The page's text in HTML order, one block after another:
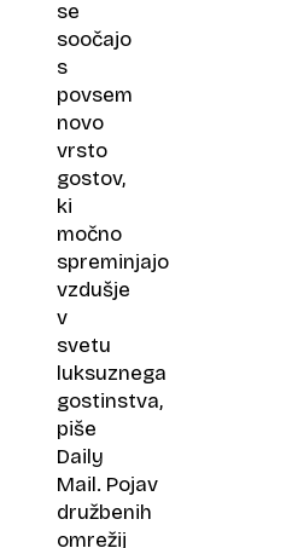
se
soočajo
s
povsem
novo
vrsto
gostov,
ki
močno
spreminjajo
vzdušje
v
svetu
luksuznega
gostinstva,
piše
Daily
Mail. Pojav
družbenih
omrežij